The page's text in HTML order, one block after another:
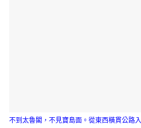
不到太魯閣，不見寶島面。從東西橫貫公路